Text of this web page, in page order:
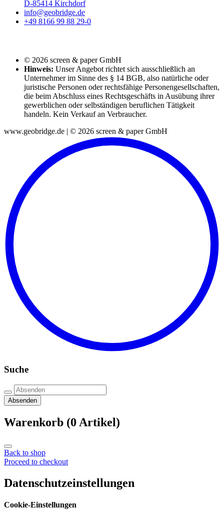
D-85414 Kirchdorf
info@geobridge.de
+49 8166 99 88 29-0
© 2026 screen & paper GmbH
Hinweis: Unser Angebot richtet sich ausschließlich an
Unternehmer im Sinne des § 14 BGB, also natürliche oder
juristische Personen oder rechtsfähige Personengesellschaften,
die beim Abschluss eines Rechtsgeschäfts in Ausübung ihrer
gewerblichen oder selbständigen beruflichen Tätigkeit
handeln. Kein Verkauf an Verbraucher.
www.geobridge.de | © 2026 screen & paper GmbH
Suche
Absenden
Warenkorb (0 Artikel)
Back to shop
Proceed to checkout
Datenschutzeinstellungen
Cookie-Einstellungen